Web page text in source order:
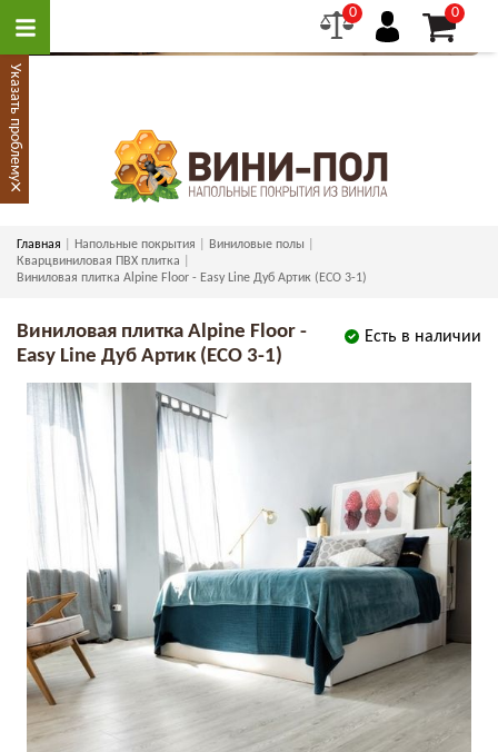
0 0
Главная Напольные покрытия
Виниловые полы
Кварцвиниловая ПВХ плитка
Виниловая плитка Alpine Floor - Easy Line Дуб Артик (ECO 3-1)
Есть в наличии
Виниловая плитка Alpine Floor -
Easy Line Дуб Артик (ECO 3-1)
Указать проблему
×